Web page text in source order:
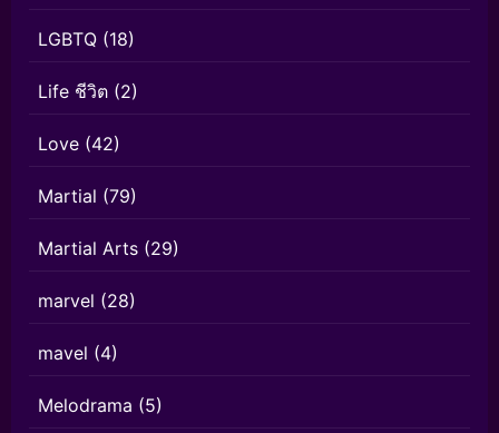
LGBTQ (18)
Life ชีวิต (2)
Love (42)
Martial (79)
Martial Arts (29)
marvel (28)
mavel (4)
Melodrama (5)